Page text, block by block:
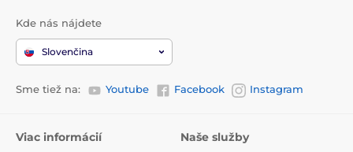
Kde nás nájdete
Slovenčina
Sme tiež na: Youtube Facebook Instagram
Viac informácií Naše služby